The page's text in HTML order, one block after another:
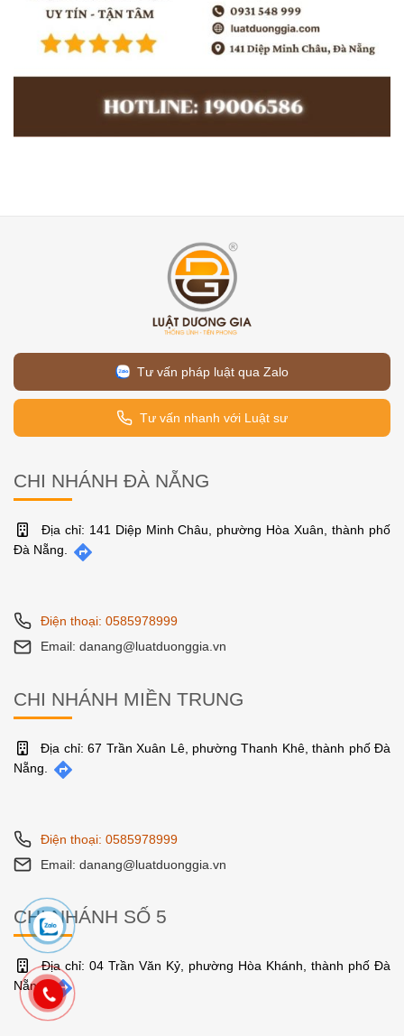
Tư vấn pháp luật qua Zalo
Tư vấn nhanh với Luật sư
CHI NHÁNH ĐÀ NẴNG
Địa chỉ: 141 Diệp Minh Châu, phường Hòa Xuân, thành phố
Đà Nẵng.
Điện thoại: 0585978999
Email: danang@luatduonggia.vn
CHI NHÁNH MIỀN TRUNG
Địa chỉ: 67 Trần Xuân Lê, phường Thanh Khê, thành phố Đà
Nẵng.
Điện thoại: 0585978999
Email: danang@luatduonggia.vn
CHI NHÁNH SỐ 5
Địa chỉ: 04 Trần Văn Kỷ, phường Hòa Khánh, thành phố Đà
Nẵng.